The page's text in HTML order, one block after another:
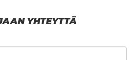
YHTEYTTÄ